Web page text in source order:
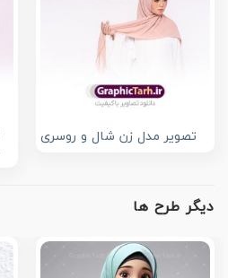
تصویر مدل زن شال و روسری
دیگر طرح ها